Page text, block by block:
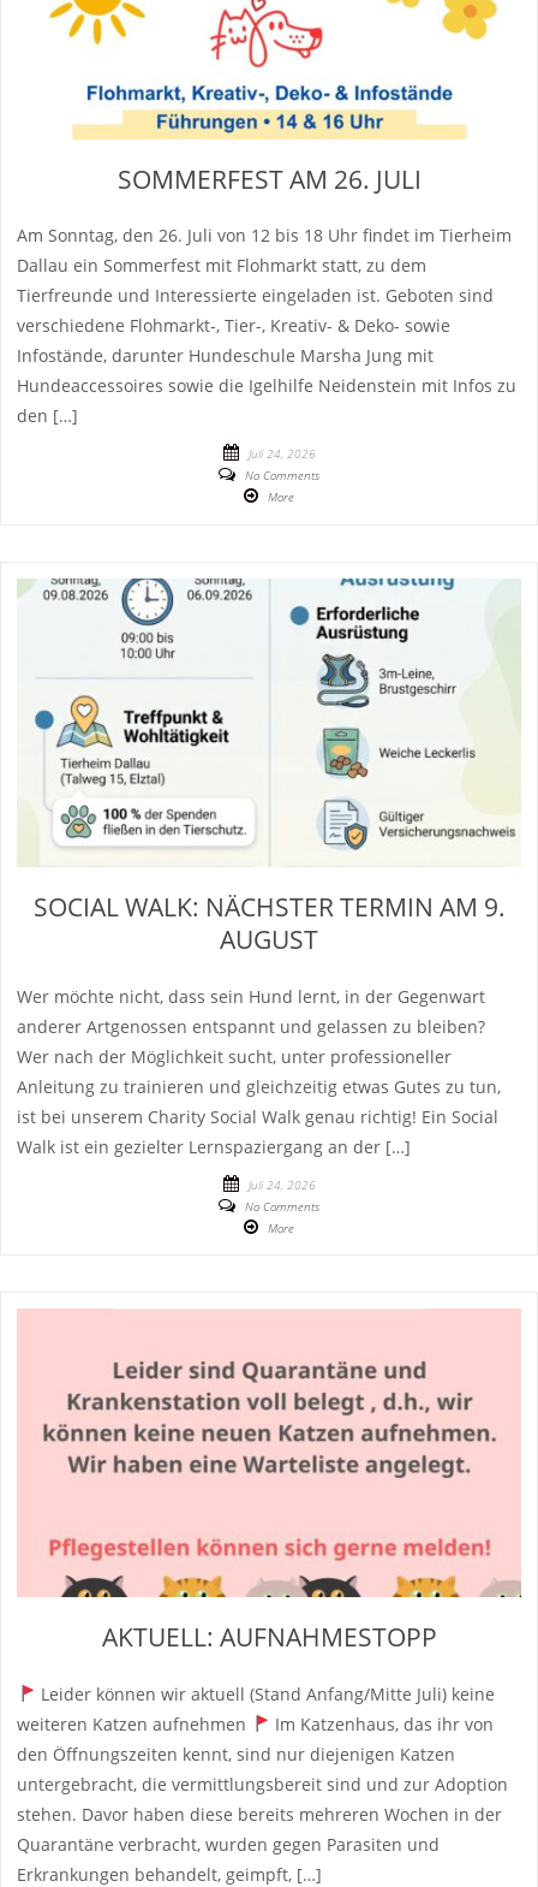
SOMMERFEST AM 26. JULI
Am Sonntag, den 26. Juli von 12 bis 18 Uhr findet im Tierheim
Dallau ein Sommerfest mit Flohmarkt statt, zu dem
Tierfreunde und Interessierte eingeladen ist. Geboten sind
verschiedene Flohmarkt-, Tier-, Kreativ- & Deko- sowie
Infostände, darunter Hundeschule Marsha Jung mit
Hundeaccessoires sowie die Igelhilfe Neidenstein mit Infos zu
den […]
Juli 24, 2026
No Comments
More
SOCIAL WALK: NÄCHSTER TERMIN AM 9.
AUGUST
Wer möchte nicht, dass sein Hund lernt, in der Gegenwart
anderer Artgenossen entspannt und gelassen zu bleiben?
Wer nach der Möglichkeit sucht, unter professioneller
Anleitung zu trainieren und gleichzeitig etwas Gutes zu tun,
ist bei unserem Charity Social Walk genau richtig! Ein Social
Walk ist ein gezielter Lernspaziergang an der […]
Juli 24, 2026
No Comments
More
AKTUELL: AUFNAHMESTOPP
Leider können wir aktuell (Stand Anfang/Mitte Juli) keine
weiteren Katzen aufnehmen
Im Katzenhaus, das ihr von
den Öffnungszeiten kennt, sind nur diejenigen Katzen
untergebracht, die vermittlungsbereit sind und zur Adoption
stehen. Davor haben diese bereits mehreren Wochen in der
Quarantäne verbracht, wurden gegen Parasiten und
Erkrankungen behandelt, geimpft, […]